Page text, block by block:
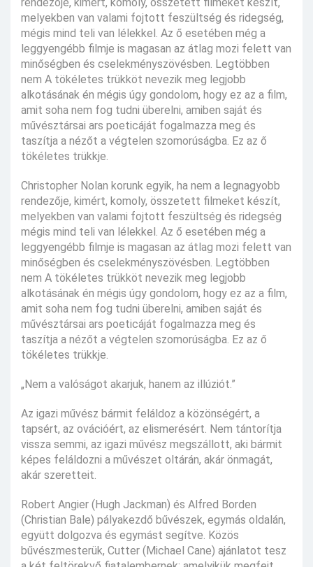
rendezője, kimért, komoly, összetett filmeket készít,
melyekben van valami fojtott feszültség és ridegség,
mégis mind teli van lélekkel. Az ő esetében még a
leggyengébb filmje is magasan az átlag mozi felett van
minőségben és cselekményszövésben. Legtöbben
nem A tökéletes trükköt nevezik meg legjobb
alkotásának én mégis úgy gondolom, hogy ez az a film,
amit soha nem fog tudni überelni, amiben saját és
művésztársai ars poeticáját fogalmazza meg és
taszítja a nézőt a végtelen szomorúságba. Ez az ő
tökéletes trükkje.
Christopher Nolan korunk egyik, ha nem a legnagyobb
rendezője, kimért, komoly, összetett filmeket készít,
melyekben van valami fojtott feszültség és ridegség
mégis mind teli van lélekkel. Az ő esetében még a
leggyengébb filmje is magasan az átlag mozi felett van
minőségben és cselekményszövésben. Legtöbben
nem A tökéletes trükköt nevezik meg legjobb
alkotásának én mégis úgy gondolom, hogy ez az a film,
amit soha nem fog tudni überelni, amiben saját és
művésztársai ars poeticáját fogalmazza meg és
taszítja a nézőt a végtelen szomorúságba. Ez az ő
tökéletes trükkje.
„Nem a valóságot akarjuk, hanem az illúziót.”
Az igazi művész bármit feláldoz a közönségért, a
tapsért, az ovációért, az elismerésért. Nem tántorítja
vissza semmi, az igazi művész megszállott, aki bármit
képes feláldozni a művészet oltárán, akár önmagát,
akár szeretteit.
Robert Angier (Hugh Jackman) és Alfred Borden
(Christian Bale) pályakezdő bűvészek, egymás oldalán,
együtt dolgozva és egymást segítve. Közös
bűvészmesterük, Cutter (Michael Cane) ajánlatot tesz